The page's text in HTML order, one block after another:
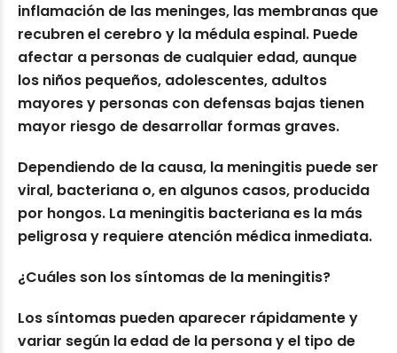
inflamación de las meninges, las membranas que
recubren el cerebro y la médula espinal. Puede
afectar a personas de cualquier edad, aunque
los niños pequeños, adolescentes, adultos
mayores y personas con defensas bajas tienen
mayor riesgo de desarrollar formas graves.
Dependiendo de la causa, la meningitis puede ser
viral, bacteriana o, en algunos casos, producida
por hongos. La meningitis bacteriana es la más
peligrosa y requiere atención médica inmediata.
¿Cuáles son los síntomas de la meningitis?
Los síntomas pueden aparecer rápidamente y
variar según la edad de la persona y el tipo de